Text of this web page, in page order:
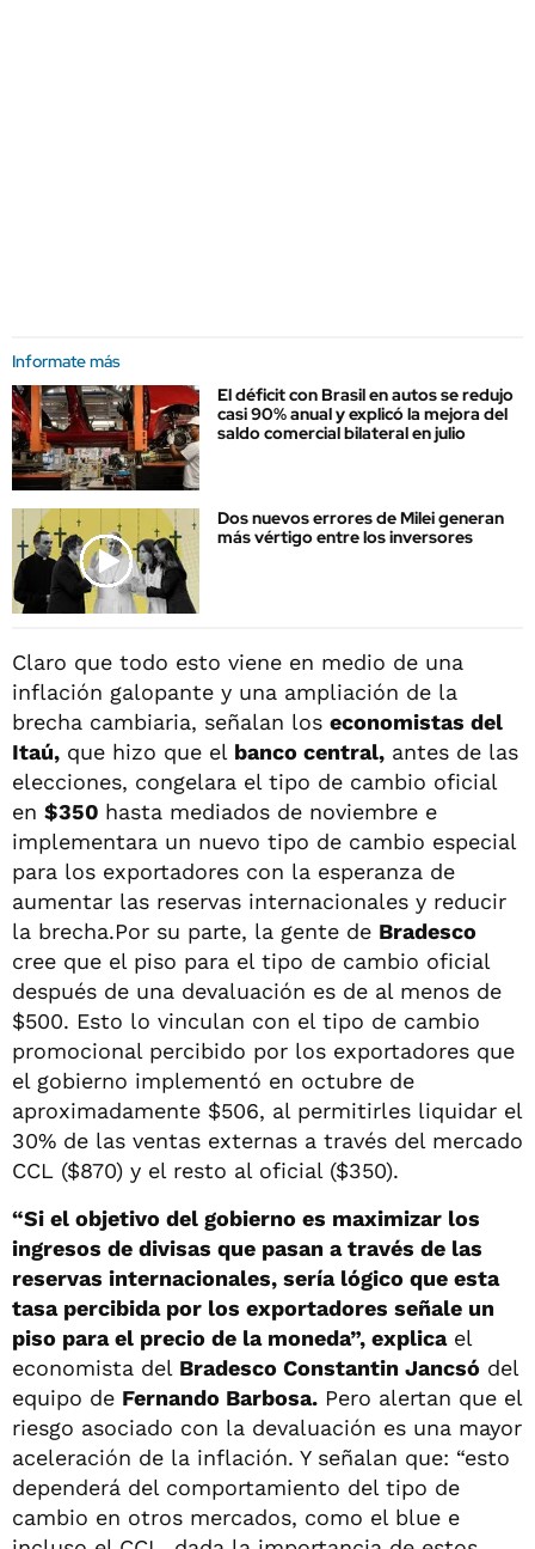
Informate más
El déficit con Brasil en autos se redujo
casi 90% anual y explicó la mejora del
saldo comercial bilateral en julio
Dos nuevos errores de Milei generan
más vértigo entre los inversores
Claro que todo esto viene en medio de una
inflación galopante y una ampliación de la
brecha cambiaria, señalan los economistas del
Itaú, que hizo que el banco central, antes de las
elecciones, congelara el tipo de cambio oficial
en $350 hasta mediados de noviembre e
implementara un nuevo tipo de cambio especial
para los exportadores con la esperanza de
aumentar las reservas internacionales y reducir
la brecha.Por su parte, la gente de Bradesco
cree que el piso para el tipo de cambio oficial
después de una devaluación es de al menos de
$500. Esto lo vinculan con el tipo de cambio
promocional percibido por los exportadores que
el gobierno implementó en octubre de
aproximadamente $506, al permitirles liquidar el
30% de las ventas externas a través del mercado
CCL ($870) y el resto al oficial ($350).
“Si el objetivo del gobierno es maximizar los
ingresos de divisas que pasan a través de las
reservas internacionales, sería lógico que esta
tasa percibida por los exportadores señale un
piso para el precio de la moneda”, explicael
economista del Bradesco Constantin Jancsó del
equipo de Fernando Barbosa. Pero alertan que el
riesgo asociado con la devaluación es una mayor
aceleración de la inflación. Y señalan que: “esto
dependerá del comportamiento del tipo de
cambio en otros mercados, como el blue e